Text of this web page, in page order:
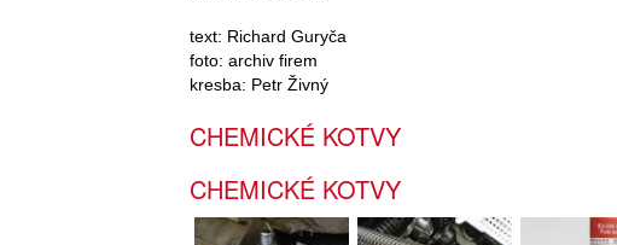
text: Richard Guryča
foto: archiv firem
kresba: Petr Živný
CHEMICKÉ KOTVY
CHEMICKÉ KOTVY